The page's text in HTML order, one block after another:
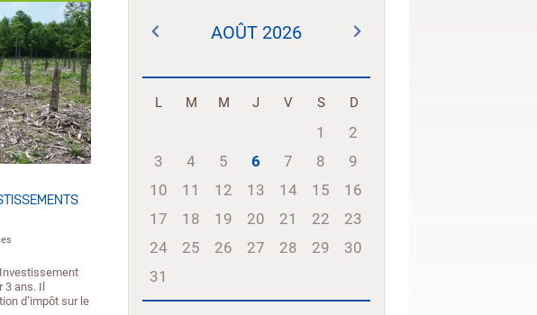
3 ans. Il
d’impôt sur le
AOÛT 2026
L M M J V S D
1
2
3
4 5 6 7 8
9
10
11 12 13 14 15
16
17
18 19 20 21 22
23
24
25 26 27 28 29
30
31